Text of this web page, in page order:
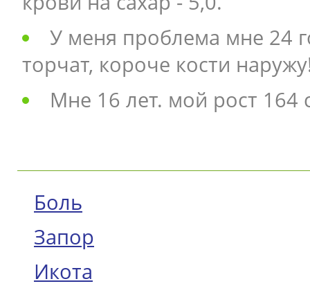
У меня проблема мне 24
торчат, короче кости
Мне 16 лет. мой рост 164
Боль
Запор
Икота